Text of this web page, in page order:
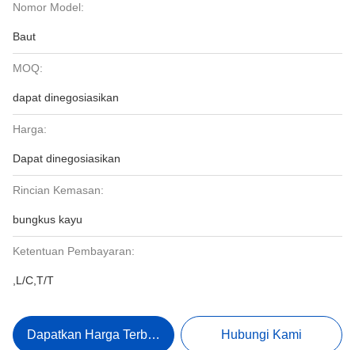
Nomor Model:
Baut
MOQ:
dapat dinegosiasikan
Harga:
Dapat dinegosiasikan
Rincian Kemasan:
bungkus kayu
Ketentuan Pembayaran:
,L/C,T/T
Dapatkan Harga Terbaik Hubungi Kami